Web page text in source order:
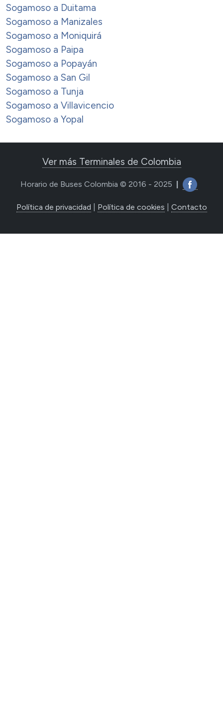
Sogamoso a Duitama
Sogamoso a Manizales
Sogamoso a Moniquirá
Sogamoso a Paipa
Sogamoso a Popayán
Sogamoso a San Gil
Sogamoso a Tunja
Sogamoso a Villavicencio
Sogamoso a Yopal
Ver más Terminales de Colombia
Horario de Buses Colombia © 2016 - 2025
Política de privacidad Política de cookies Contacto